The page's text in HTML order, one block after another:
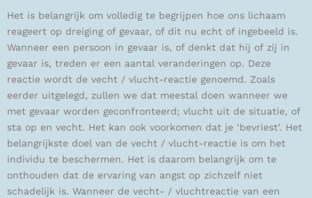
Het is belangrijk om volledig te begrijpen hoe ons lichaam
reageert op dreiging of gevaar, of dit nu echt of ingebeeld is.
Wanneer een persoon in gevaar is, of denkt dat hij of zij in
gevaar is, treden er een aantal veranderingen op. Deze
reactie wordt de vecht / vlucht-reactie genoemd. Zoals
eerder uitgelegd, zullen we dat meestal doen wanneer we
met gevaar worden geconfronteerd; vlucht uit de situatie, of
sta op en vecht. Het kan ook voorkomen dat je ‘bevriest’. Het
belangrijkste doel van de vecht / vlucht-reactie is om het
individu te beschermen. Het is daarom belangrijk om te
onthouden dat de ervaring van angst op zichzelf niet
schadelijk is. Wanneer de vecht- / vluchtreactie van een